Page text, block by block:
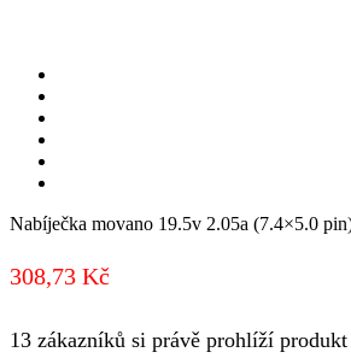
Nabíječka movano 19.5v 2.05a (7.4×5.0
308,73 Kč
13 zákazníků si právě prohlíží produkt